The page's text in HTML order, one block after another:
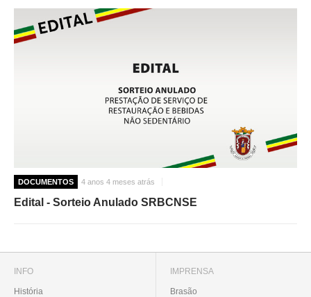
DOCUMENTOS 4 anos 4 meses atrás
Edital - Sorteio Anulado SRBCNSE
INFO
História
IMPRENSA
Brasão